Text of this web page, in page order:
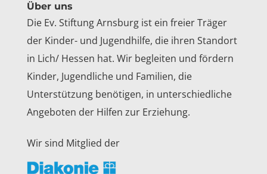
Über uns
Die Ev. Stiftung Arnsburg ist ein freier Träger
der Kinder- und Jugendhilfe, die ihren Standort
in Lich/ Hessen hat. Wir begleiten und fördern
Kinder, Jugendliche und Familien, die
Unterstützung benötigen, in unterschiedliche
Angeboten der Hilfen zur Erziehung.
Wir sind Mitglied der